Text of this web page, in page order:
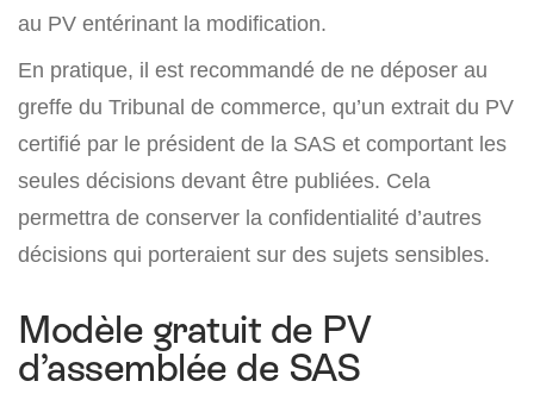
au PV entérinant la modification.
En pratique, il est recommandé de ne déposer au
greffe du Tribunal de commerce, qu’un extrait du PV
certifié par le président de la SAS et comportant les
seules décisions devant être publiées. Cela
permettra de conserver la confidentialité d’autres
décisions qui porteraient sur des sujets sensibles.
Modèle gratuit de PV
d’assemblée de SAS